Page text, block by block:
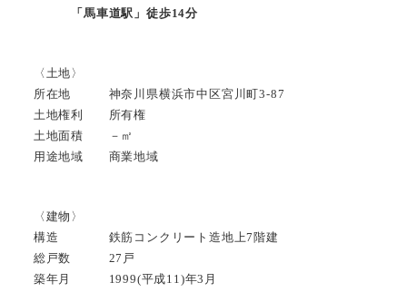
「馬車道駅」徒歩14分
〈土地〉
所在地 神奈川県横浜市中区宮川町3-87
土地権利 所有権
土地面積 －㎡
用途地域 商業地域
〈建物〉
構造 鉄筋コンクリート造地上7階建
総戸数 27戸
築年月 1999(平成11)年3月